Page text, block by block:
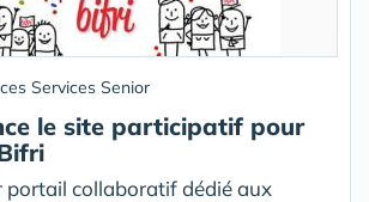
Services Senior
le site participatif pour
portail collaboratif dédié aux